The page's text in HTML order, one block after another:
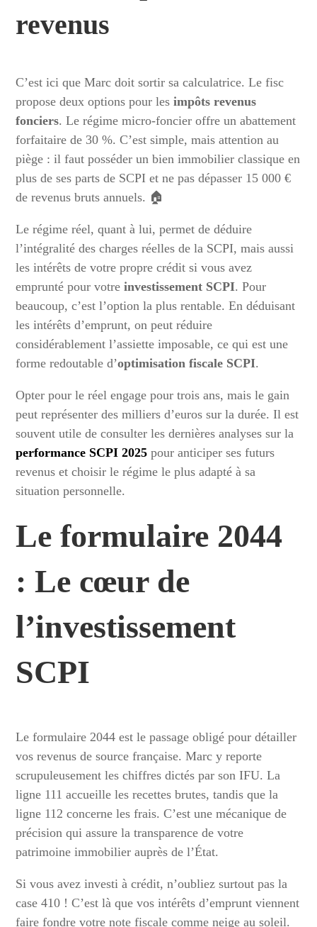
revenus
C’est ici que Marc doit sortir sa calculatrice. Le fisc
propose deux options pour lesimpôts revenus
fonciers. Le régime micro-foncier offre un abattement
forfaitaire de 30 %. C’est simple, mais attention au
piège : il faut posséder un bien immobilier classique en
plus de ses parts de SCPI et ne pas dépasser 15 000 €
de revenus bruts annuels. 🏠
Le régime réel, quant à lui, permet de déduire
l’intégralité des charges réelles de la SCPI, mais aussi
les intérêts de votre propre crédit si vous avez
emprunté pour votreinvestissement SCPI. Pour
beaucoup, c’est l’option la plus rentable. En déduisant
les intérêts d’emprunt, on peut réduire
considérablement l’assiette imposable, ce qui est une
forme redoutable d’optimisation fiscale SCPI.
Opter pour le réel engage pour trois ans, mais le gain
peut représenter des milliers d’euros sur la durée. Il est
souvent utile de consulter les dernières analyses sur la
performance SCPI 2025 pour anticiper ses futurs
revenus et choisir le régime le plus adapté à sa
situation personnelle.
Le formulaire 2044
: Le cœur de
l’investissement
SCPI
Le formulaire 2044 est le passage obligé pour détailler
vos revenus de source française. Marc y reporte
scrupuleusement les chiffres dictés par son IFU. La
ligne 111 accueille les recettes brutes, tandis que la
ligne 112 concerne les frais. C’est une mécanique de
précision qui assure la transparence de votre
patrimoine immobilier auprès de l’État.
Si vous avez investi à crédit, n’oubliez surtout pas la
case 410 ! C’est là que vos intérêts d’emprunt viennent
faire fondre votre note fiscale comme neige au soleil.